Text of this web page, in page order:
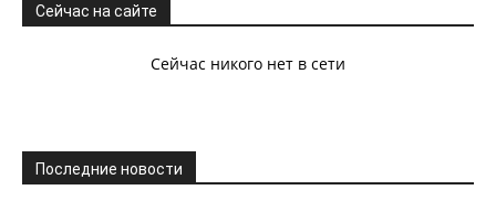
Сейчас на сайте
Сейчас никого нет в сети
Последние новости